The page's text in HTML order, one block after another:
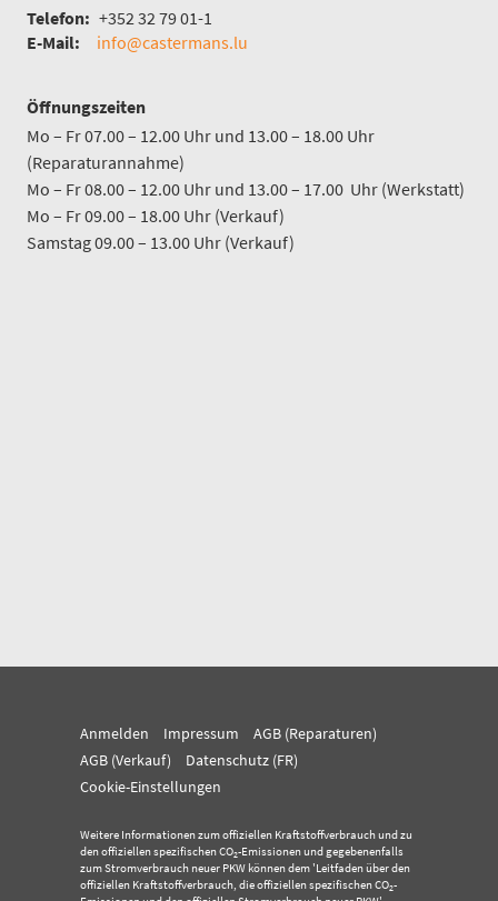
Telefon: +352 32 79 01-1
E-Mail:
info@castermans.lu
Öffnungszeiten
Mo – Fr 07.00 – 12.00 Uhr und 13.00 – 18.00 Uhr
(Reparaturannahme)
Mo – Fr 08.00 – 12.00 Uhr und 13.00 – 17.00 Uhr (Werkstatt)
Mo – Fr 09.00 – 18.00 Uhr (Verkauf)
Samstag 09.00 – 13.00 Uhr (Verkauf)
Anmelden Impressum
AGB (Reparaturen)
AGB (Verkauf)
Datenschutz (FR)
Cookie-Einstellungen
Weitere Informationen zum offiziellen Kraftstoffverbrauch und zu
den offiziellen spezifischen CO2-Emissionen und gegebenenfalls
zum Stromverbrauch neuer PKW können dem 'Leitfaden über den
offiziellen Kraftstoffverbrauch, die offiziellen spezifischen CO2-